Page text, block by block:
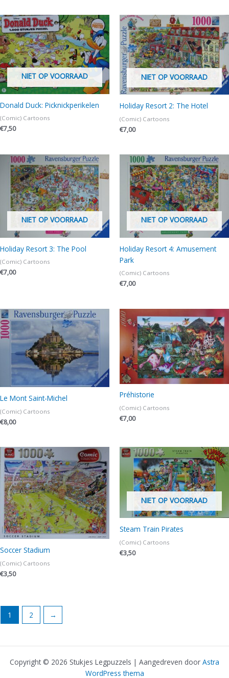
NIET OP VOORRAAD
Donald Duck: Picknickperikelen
(Comic) Cartoons
€7,50
NIET OP VOORRAAD
Holiday Resort 2: The Hotel
(Comic) Cartoons
€7,00
NIET OP VOORRAAD
Holiday Resort 3: The Pool
(Comic) Cartoons
€7,00
NIET OP VOORRAAD
Holiday Resort 4: Amusement
Park
(Comic) Cartoons
€7,00
Le Mont Saint-Michel
(Comic) Cartoons
€8,00
Préhistorie
(Comic) Cartoons
€7,00
Soccer Stadium
(Comic) Cartoons
€3,50
NIET OP VOORRAAD
Steam Train Pirates
(Comic) Cartoons
€3,50
1 2 →
Copyright © 2026 Stukjes Legpuzzels | Aangedreven door Astra
WordPress thema